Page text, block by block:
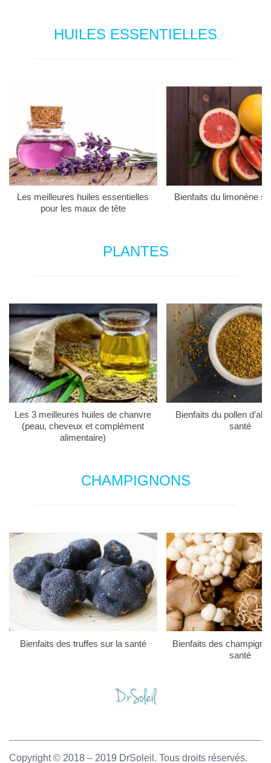
HUILES ESSENTIELLES
Les meilleures huiles essentielles
pour les maux de tête
Bienfaits du limonène
PLANTES
Les 3 meilleures huiles de chanvre
(peau, cheveux et complément
alimentaire)
Bienfaits du pollen
santé
CHAMPIGNONS
Bienfaits des truffes sur la santé
Bienfaits des
santé
Copyright © 2018 – 2019 DrSoleil. Tous droits réservés.